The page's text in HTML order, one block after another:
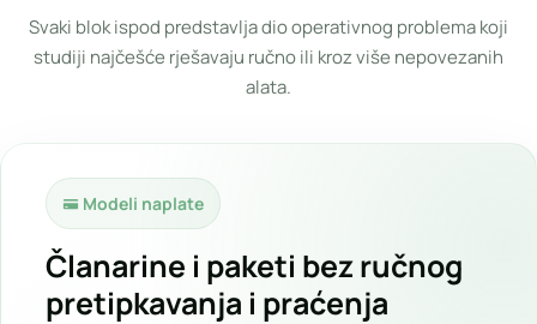
Svaki blok ispod predstavlja dio operativnog problema koji
studiji najčešće rješavaju ručno ili kroz više nepovezanih
alata.
Modeli naplate
Članarine i paketi bez ručnog
pretipkavanja i praćenja